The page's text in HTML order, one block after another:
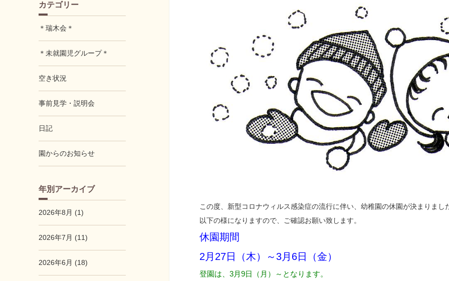
カテゴリー
＊瑞木会＊
＊未就園児グループ＊
空き状況
事前見学・説明会
日記
園からのお知らせ
年別アーカイブ
2026年8月 (1)
2026年7月 (11)
2026年6月 (18)
この度、新型コロナウィルス感染症の流行に伴い、幼稚園の休園が決まりまし
以下の様になりますので、ご確認お願い致します。
休園期間
2月27日（木）～3月6日（金）
登園は、3月9日（月）～となります。